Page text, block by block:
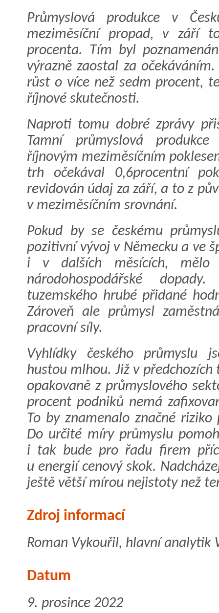
Průmyslová produkce v
meziměsíční propad, v září
procenta. Tím byl
výrazně zaostal za
růst o více než sedm procent,
říjnové skutečnosti.
Naproti tomu dobré zprávy
Tamní průmyslová
říjnovým meziměsíčním
trh očekával 0,6procentní
revidován údaj za září, a to z
v meziměsíčním srovnání.
Pokud by se českému
pozitivní vývoj v Německu a ve
i v dalších měsících,
národohospodářské
tuzemského hrubé přidané
Zároveň ale průmysl
pracovnísíly.
Vyhlídky českého průmyslu
hustou mlhou. Již v
opakovaně z průmyslového
procent podniků nemá
To by znamenalo značné
Do určité míry průmyslu
i tak bude pro řadu firem
u energií cenový skok.
ještě větší mírou nejistoty než
Zdroj informací
Roman Vykouřil, hlavní
Datum
9. prosince 2022